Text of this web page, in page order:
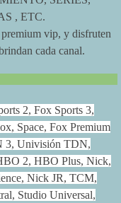
, ETC.
vip, y disfruten
cada canal.
2, Fox Sports 3,
Space, Fox Premium
3, Univisión TDN,
2, HBO Plus, Nick,
Nick JR, TCM,
Studio Universal,